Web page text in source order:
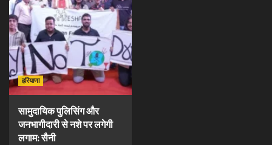
हरियाणा
सामुदायिक पुलिसिंग और
जनभागीदारी से नशे पर लगेगी
लगाम: सैनी